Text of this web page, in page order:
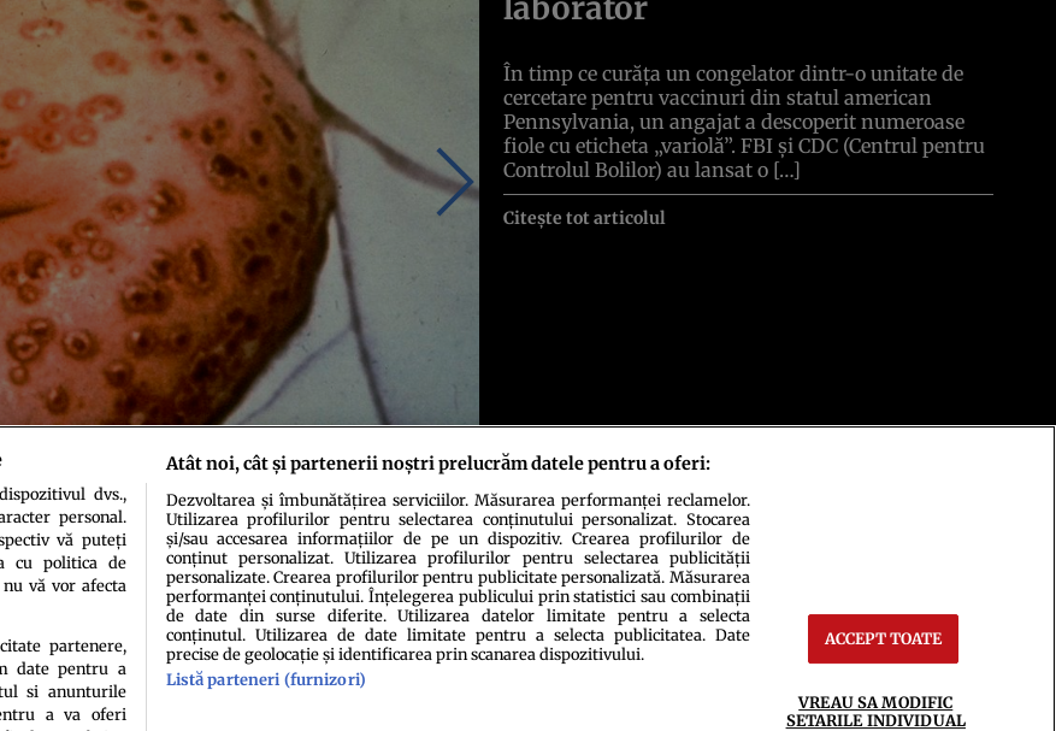
În timp ce curăța un congelator dintr-o unitate de
cercetare pentru vaccinuri din statul american
Pennsylvania, un angajat a descoperit numeroase
fiole cu eticheta „variolă”. FBI și CDC (Centrul pentru
Controlul Bolilor) au lansat o […]
Citește tot articolul
Politica de cookiesTermeni şi condiţiiEchipa redacțională
dvs.,
personal.
vă puteți
cu politica de
vă vor afecta
partenere,
date pentru a
si anunturile
a va oferi
Atât noi, cât și partenerii noștri prelucrăm datele pentru a oferi:
Dezvoltarea și îmbunătățirea serviciilor. Măsurarea performanței reclamelor.
Utilizarea profilurilor pentru selectarea conținutului personalizat. Stocarea
și/sau accesarea informațiilor de pe un dispozitiv. Crearea profilurilor de
conținut personalizat. Utilizarea profilurilor pentru selectarea publicității
personalizate. Crearea profilurilor pentru publicitate personalizată. Măsurarea
performanței conținutului. Înțelegerea publicului prin statistici sau combinații
de date din surse diferite. Utilizarea datelor limitate pentru a selecta
conținutul. Utilizarea de date limitate pentru a selecta publicitatea. Date
precise de geolocație și identificarea prin scanarea dispozitivului.
Listă parteneri (furnizori)
ACCEPT TOATE
VREAU SA MODIFIC
SETARILE INDIVIDUAL